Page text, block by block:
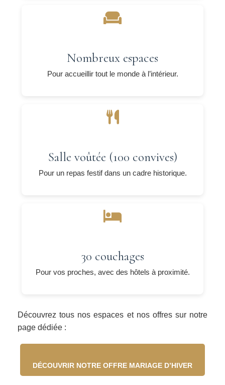
Nombreux espaces
Pour accueillir tout le monde à l’intérieur.
Salle voûtée (100 convives)
Pour un repas festif dans un cadre historique.
30 couchages
Pour vos proches, avec des hôtels à proximité.
Découvrez tous nos espaces et nos offres sur notre
page dédiée :
DÉCOUVRIR NOTRE OFFRE MARIAGE D’HIVER